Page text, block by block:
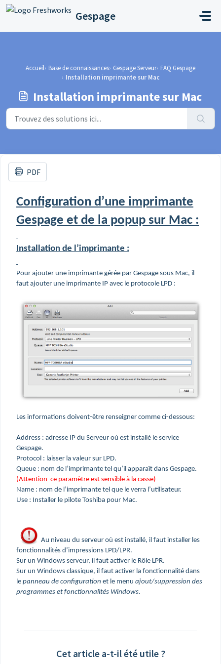
Passer au contenu principal
Gespage
Accueil Base de connaissances Gespage Serveur FAQ Gespage
Installation imprimante sur Mac
Installation imprimante sur Mac
PDF
Configuration d’une imprimante
Gespage et de la popup sur Mac :
Installation de l’imprimante :
Pour ajouter une imprimante gérée par Gespage sous Mac, il
faut ajouter une imprimante IP avec le protocole LPD :
Les informations doivent-être renseigner comme ci-dessous:
Address : adresse IP du Serveur où est installé le service
Gespage.
Protocol : laisser la valeur sur LPD.
Queue : nom de l’imprimante tel qu’il apparaît dans Gespage.
(Attention ce paramètre est sensible à la casse)
Name : nom de l’imprimante tel que le verra l’utilisateur.
Use : Installer le pilote Toshiba pour Mac.
Au niveau du serveur où est installé, il faut installer les
fonctionnalités d’impressions LPD/LPR.
Sur un Windows serveur, il faut activer le Rôle LPR.
Sur un Windows classique, il faut activer la fonctionnalité dans
le panneau de configuration et le menu ajout/suppression des
programmes et fonctionnalités Windows.
Cet article a-t-il été utile ?